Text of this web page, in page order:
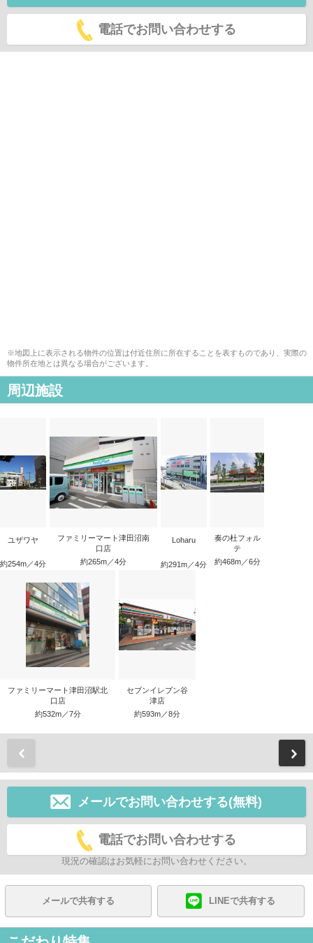
電話でお問い合わせする
※地図上に表示される物件の位置は付近住所に所在することを表すものであり、実際の
物件所在地とは異なる場合がございます。
周辺施設
ユザワヤ
約254m／4分
ファミリーマート津田沼南
口店
約265m／4分
Loharu
約291m／4分
奏の杜フォル
テ
約468m／6分
ファミリーマート津田沼駅北
口店
約532m／7分
セブンイレブン谷
津店
約593m／8分
メールでお問い合わせする(無料)
電話でお問い合わせする
現況の確認はお気軽にお問い合わせください。
メールで共有する LINEで共有する